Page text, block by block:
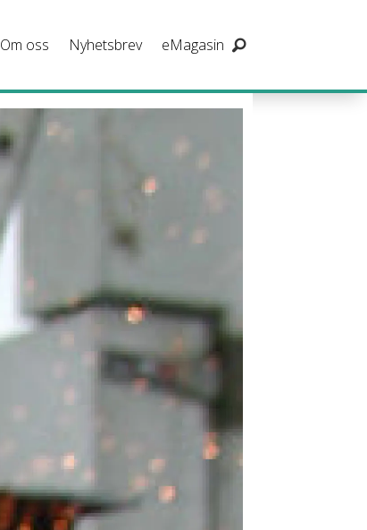
Om oss Nyhetsbrev eMagasin